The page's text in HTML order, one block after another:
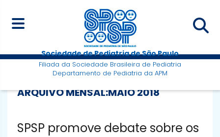
Sociedade de Pediatria de São Paulo
Filiada da Sociedade Brasileira de Pediatria
Departamento de Pediatria da APM
ARQUIVO MENSAL:MAIO 2018
SPSP promove debate sobre os